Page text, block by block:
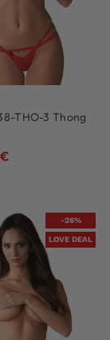
THO-3 Thong
€
-26%
LOVE DEAL